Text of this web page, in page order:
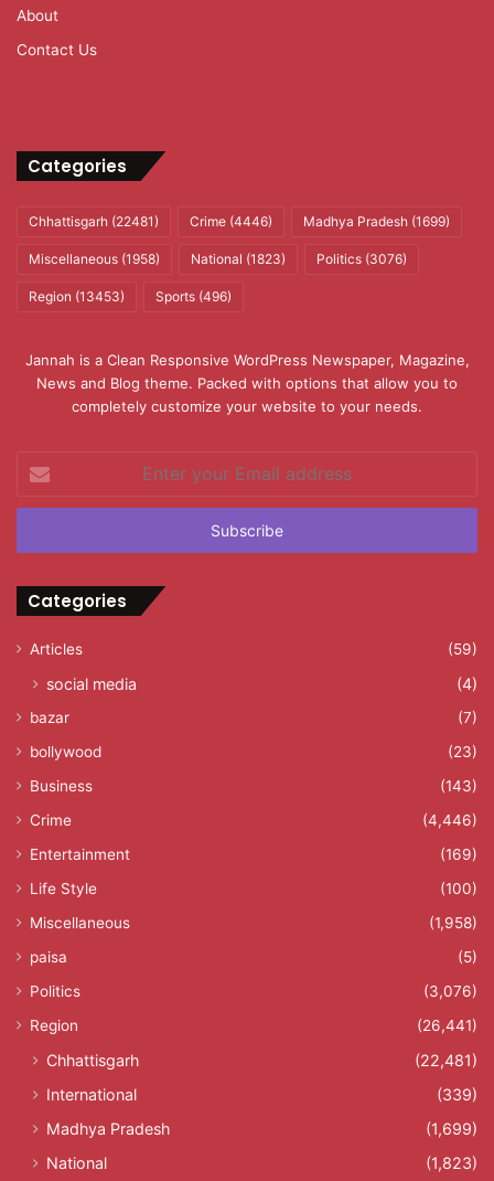
About
Contact Us
Categories
Chhattisgarh (22481) Crime (4446) Madhya Pradesh (1699)
Miscellaneous (1958) National (1823) Politics (3076)
Region (13453) Sports (496)
Jannah is a Clean Responsive WordPress Newspaper, Magazine,
News and Blog theme. Packed with options that allow you to
completely customize your website to your needs.
your
Email
Categories
Articles (59)
social media (4)
bazar
(7)
bollywood
(23)
Business
(143)
Crime
(4,446)
Entertainment
(169)
Life Style
(100)
Miscellaneous
(1,958)
paisa
(5)
Politics
(3,076)
Region
(26,441)
Chhattisgarh
(22,481)
International
(339)
Madhya Pradesh
(1,699)
National
(1,823)